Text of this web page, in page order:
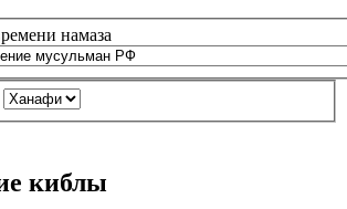
намаза
киблы